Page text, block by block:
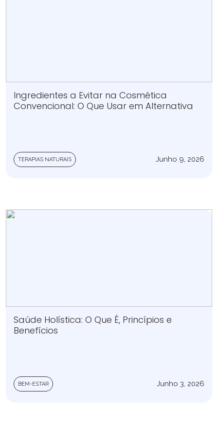
Ingredientes a Evitar na Cosmética
Convencional: O Que Usar em Alternativa
TERAPIAS NATURAIS Junho 9, 2026
Saúde Holística: O Que É, Princípios e
Benefícios
BEM-ESTAR Junho 3, 2026